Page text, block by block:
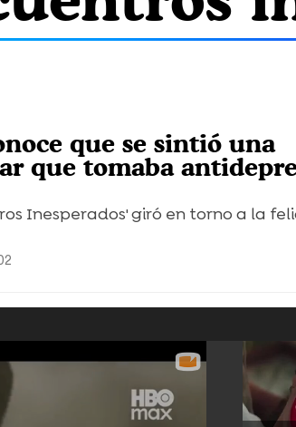
que se sintió una
que tomaba
Inesperados' giró en torno a la